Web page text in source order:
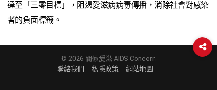
達至「三零目標」，阻遏愛滋病病毒傳播，消除社會對感染
者的負面標籤。
© 2026 關懷愛滋 AIDS Concern
聯絡我們
私隱政策 網站地圖